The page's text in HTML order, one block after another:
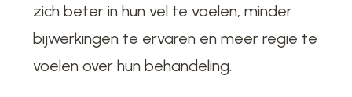
zich beter in hun vel te voelen, minder
bijwerkingen te ervaren en meer regie te
voelen over hun behandeling.